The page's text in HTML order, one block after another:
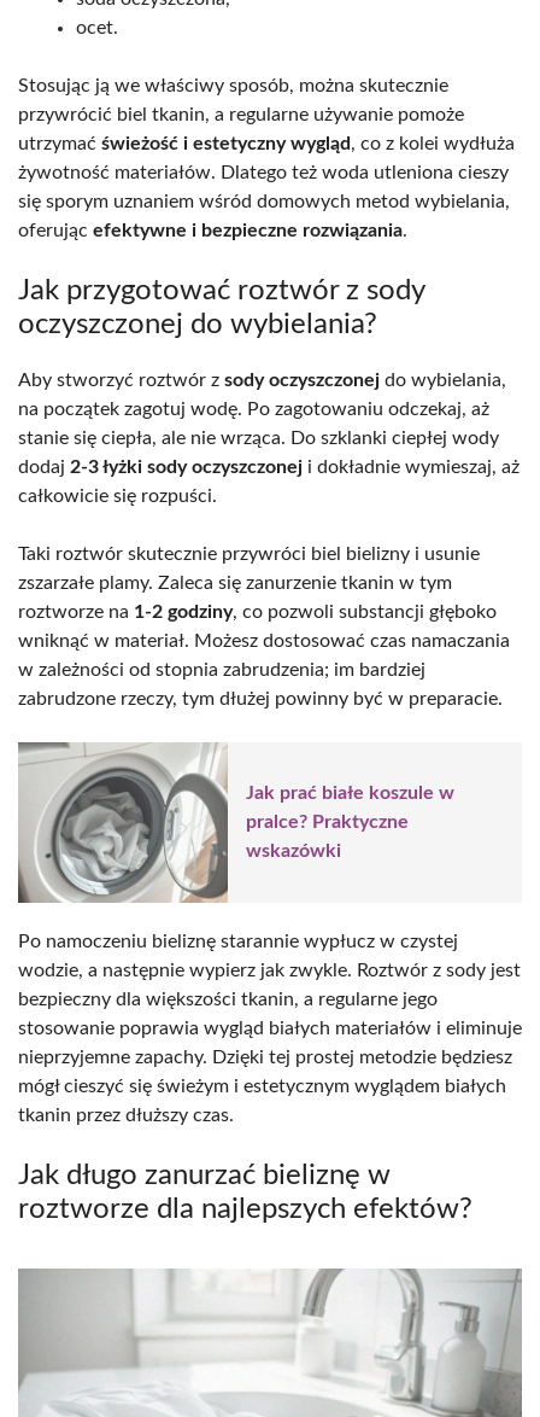
ocet.
Stosując ją we właściwy sposób, można skutecznie
przywrócić biel tkanin, a regularne używanie pomoże
utrzymać świeżość i estetyczny wygląd, co z kolei wydłuża
żywotność materiałów. Dlatego też woda utleniona cieszy
się sporym uznaniem wśród domowych metod wybielania,
oferując efektywne i bezpieczne rozwiązania.
Jak przygotować roztwór z sody
oczyszczonej do wybielania?
Aby stworzyć roztwór z sody oczyszczonej do wybielania,
na początek zagotuj wodę. Po zagotowaniu odczekaj, aż
stanie się ciepła, ale nie wrząca. Do szklanki ciepłej wody
dodaj 2-3 łyżki sody oczyszczonej i dokładnie wymieszaj, aż
całkowicie się rozpuści.
Taki roztwór skutecznie przywróci biel bielizny i usunie
zszarzałe plamy. Zaleca się zanurzenie tkanin w tym
roztworze na 1-2 godziny, co pozwoli substancji głęboko
wniknąć w materiał. Możesz dostosować czas namaczania
w zależności od stopnia zabrudzenia; im bardziej
zabrudzone rzeczy, tym dłużej powinny być w preparacie.
Jak prać białe koszule w
pralce? Praktyczne
wskazówki
Po namoczeniu bieliznę starannie wypłucz w czystej
wodzie, a następnie wypierz jak zwykle. Roztwór z sody jest
bezpieczny dla większości tkanin, a regularne jego
stosowanie poprawia wygląd białych materiałów i eliminuje
nieprzyjemne zapachy. Dzięki tej prostej metodzie będziesz
mógł cieszyć się świeżym i estetycznym wyglądem białych
tkanin przez dłuższy czas.
Jak długo zanurzać bieliznę w
roztworze dla najlepszych efektów?